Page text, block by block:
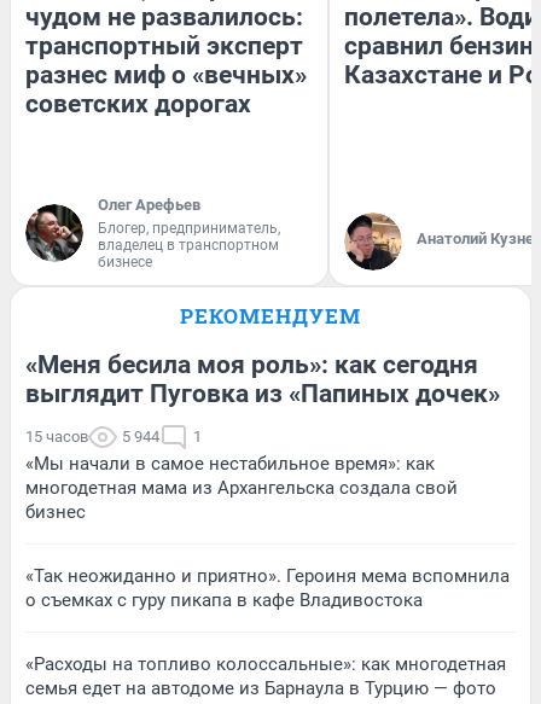
чудом не развалилось:
транспортный эксперт
разнес миф о «вечных»
советских дорогах
Олег Арефьев
Блогер, предприниматель,
владелец в транспортном
бизнесе
полетела».
сравнил бензин
Казахстане и
Анатолий
РЕКОМЕНДУЕМ
«Меня бесила моя роль»: как сегодня
выглядит Пуговка из «Папиных дочек»
15 часов 5 944 1
«Мы начали в самое нестабильное время»: как
многодетная мама из Архангельска создала свой
бизнес
«Так неожиданно и приятно». Героиня мема вспомнила
о съемках с гуру пикапа в кафе Владивостока
«Расходы на топливо колоссальные»: как многодетная
семья едет на автодоме из Барнаула в Турцию — фото